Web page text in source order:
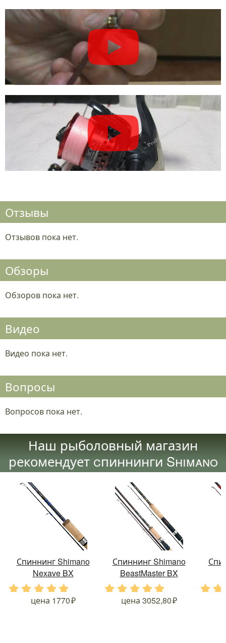
Отзывы
Отзывов пока нет.
Обзоры
Обзоров пока нет.
Видео
Видео пока нет.
Вопросы
Вопросов пока нет.
Наш рыболовный магазин
рекомендует cпиннинги Shimano
Спиннинг Shimano
Nexave BX
. . .
цена 1770
Спиннинг Shimano
BeastMaster BX
. . . .
цена 3052,80